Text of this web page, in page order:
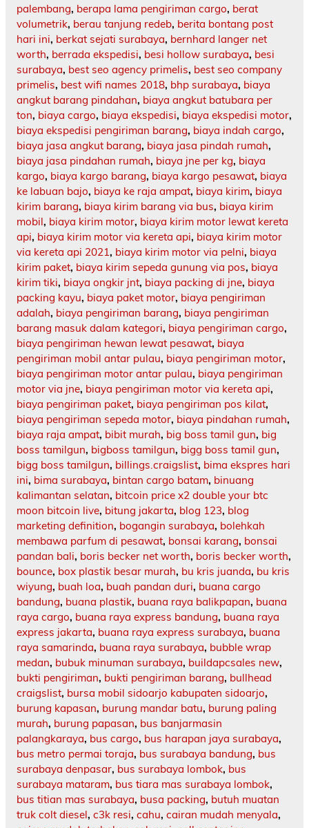
palembang, berapa lama pengiriman cargo, berat
volumetrik, berau tanjung redeb, berita bontang post
hari ini, berkat sejati surabaya, bernhard langer net
worth, berrada ekspedisi, besi hollow surabaya, besi
surabaya, best seo agency primelis, best seo company
primelis, best wifi names 2018, bhp surabaya, biaya
angkut barang pindahan, biaya angkut batubara per
ton, biaya cargo, biaya ekspedisi, biaya ekspedisi motor,
biaya ekspedisi pengiriman barang, biaya indah cargo,
biaya jasa angkut barang, biaya jasa pindah rumah,
biaya jasa pindahan rumah, biaya jne per kg, biaya
kargo, biaya kargo barang, biaya kargo pesawat, biaya
ke labuan bajo, biaya ke raja ampat, biaya kirim, biaya
kirim barang, biaya kirim barang via bus, biaya kirim
mobil, biaya kirim motor, biaya kirim motor lewat kereta
api, biaya kirim motor via kereta api, biaya kirim motor
via kereta api 2021, biaya kirim motor via pelni, biaya
kirim paket, biaya kirim sepeda gunung via pos, biaya
kirim tiki, biaya ongkir jnt, biaya packing di jne, biaya
packing kayu, biaya paket motor, biaya pengiriman
adalah, biaya pengiriman barang, biaya pengiriman
barang masuk dalam kategori, biaya pengiriman cargo,
biaya pengiriman hewan lewat pesawat, biaya
pengiriman mobil antar pulau, biaya pengiriman motor,
biaya pengiriman motor antar pulau, biaya pengiriman
motor via jne, biaya pengiriman motor via kereta api,
biaya pengiriman paket, biaya pengiriman pos kilat,
biaya pengiriman sepeda motor, biaya pindahan rumah,
biaya raja ampat, bibit murah, big boss tamil gun, big
boss tamilgun, bigboss tamilgun, bigg boss tamil gun,
bigg boss tamilgun, billings.craigslist, bima ekspres hari
ini, bima surabaya, bintan cargo batam, binuang
kalimantan selatan, bitcoin price x2 double your btc
moon bitcoin live, bitung jakarta, blog 123, blog
marketing definition, bogangin surabaya, bolehkah
membawa parfum di pesawat, bonsai karang, bonsai
pandan bali, boris becker net worth, boris becker worth,
bounce, box plastik besar murah, bu kris juanda, bu kris
wiyung, buah loa, buah pandan duri, buana cargo
bandung, buana plastik, buana raya balikpapan, buana
raya cargo, buana raya express bandung, buana raya
express jakarta, buana raya express surabaya, buana
raya samarinda, buana raya surabaya, bubble wrap
medan, bubuk minuman surabaya, buildapcsales new,
bukti pengiriman, bukti pengiriman barang, bullhead
craigslist, bursa mobil sidoarjo kabupaten sidoarjo,
burung kapasan, burung mandar batu, burung paling
murah, burung papasan, bus banjarmasin
palangkaraya, bus cargo, bus harapan jaya surabaya,
bus metro permai toraja, bus surabaya bandung, bus
surabaya denpasar, bus surabaya lombok, bus
surabaya mataram, bus tiara mas surabaya lombok,
bus titian mas surabaya, busa packing, butuh muatan
truk colt diesel, c3k resi, cahu, cairan mudah menyala,